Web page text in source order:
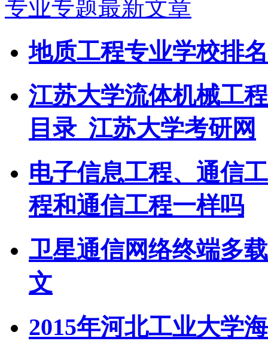
专业专题最新文章
地质工程专业学校排名
江苏大学流体机械工
目录_江苏大学考研网
电子信息工程、通信
程和通信工程一样吗
卫星通信网络终端多
文
2015年河北工业大学